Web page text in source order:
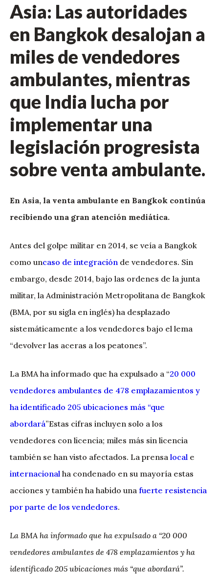
Asia: Las autoridades
en Bangkok desalojan a
miles de vendedores
ambulantes, mientras
que India lucha por
implementar una
legislación progresista
sobre venta ambulante.
En Asia, la venta ambulante en Bangkok continúa
recibiendo una gran atención mediática.
Antes del golpe militar en 2014, se veía a Bangkok
como uncaso de integración de vendedores. Sin
embargo, desde 2014, bajo las ordenes de la junta
militar, la Administración Metropolitana de Bangkok
(BMA, por su sigla en inglés) ha desplazado
sistemáticamente a los vendedores bajo el lema
“devolver las aceras a los peatones”.
La BMA ha informado que ha expulsado a “20 000
vendedores ambulantes de 478 emplazamientos y
ha identificado 205 ubicaciones más “que
abordará”Estas cifras incluyen solo a los
vendedores con licencia; miles más sin licencia
también se han visto afectados. La prensa local e
internacional ha condenado en su mayoría estas
acciones y también ha habido una fuerte resistencia
por parte de los vendedores.
La BMA ha informado que ha expulsado a “20 000
vendedores ambulantes de 478 emplazamientos y ha
identificado 205 ubicaciones más “que abordará”.